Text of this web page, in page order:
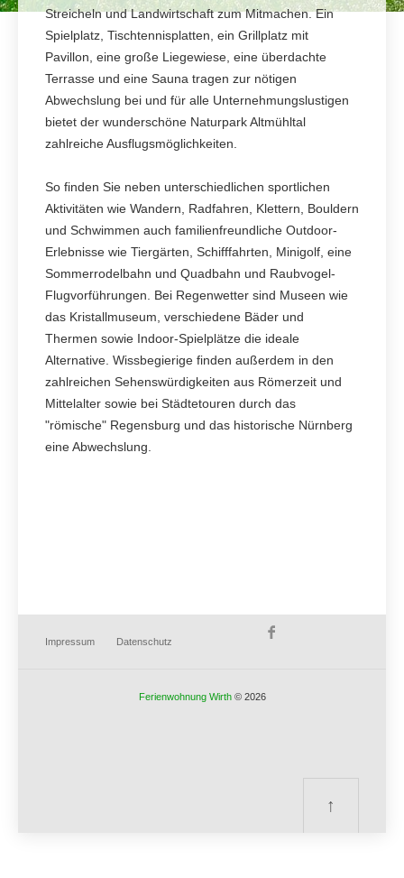
Streicheln und Landwirtschaft zum Mitmachen. Ein
Spielplatz, Tischtennisplatten, ein Grillplatz mit
Pavillon, eine große Liegewiese, eine überdachte
Terrasse und eine Sauna tragen zur nötigen
Abwechslung bei und für alle Unternehmungslustigen
bietet der wunderschöne Naturpark Altmühltal
zahlreiche Ausflugsmöglichkeiten.
So finden Sie neben unterschiedlichen sportlichen
Aktivitäten wie Wandern, Radfahren, Klettern, Bouldern
und Schwimmen auch familienfreundliche Outdoor-
Erlebnisse wie Tiergärten, Schifffahrten, Minigolf, eine
Sommerrodelbahn und Quadbahn und Raubvogel-
Flugvorführungen. Bei Regenwetter sind Museen wie
das Kristallmuseum, verschiedene Bäder und
Thermen sowie Indoor-Spielplätze die ideale
Alternative. Wissbegierige finden außerdem in den
zahlreichen Sehenswürdigkeiten aus Römerzeit und
Mittelalter sowie bei Städtetouren durch das
"römische" Regensburg und das historische Nürnberg
eine Abwechslung.
Impressum Datenschutz
Ferienwohnung Wirth© 2026
↑